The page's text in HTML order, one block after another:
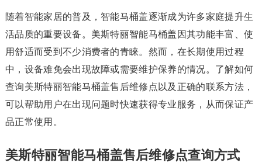
随着智能家居的普及，智能马桶盖逐渐成为许多家庭提升生
活品质的重要设备。美斯特丽智能马桶盖因其功能丰富、使
用舒适而受到不少消费者的青睐。然而，在长期使用过程
中，设备难免会出现故障或需要维护保养的情况。了解如何
查询美斯特丽智能马桶盖售后维修点以及正确的联系方法，
可以帮助用户在出现问题时快速获得专业服务，从而保证产
品正常使用。
美斯特丽智能马桶盖售后维修点查询方式